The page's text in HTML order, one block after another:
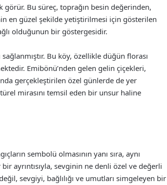
Bu süreç, toprağın besin değerinden,
en güzel şekilde yetiştirilmesi için gösterilen
olduğunun bir göstergesidir.
Bu köy, özellikle düğün florası
Emibönü’nden gelen gelin çiçekleri,
gerçekleştirilen özel günlerde de yer
mirasını temsil eden bir unsur haline
sembolü olmasının yanı sıra, aynı
ayrıntısıyla, sevginin ne denli özel ve değerli
sevgiyi, bağlılığı ve umutları simgeleyen bir